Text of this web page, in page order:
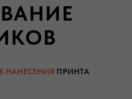
НАНЕСЕНИЯ ПРИНТА